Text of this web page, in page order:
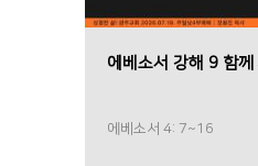
에베소서 강해 9 함께
에베소서 4: 7~16